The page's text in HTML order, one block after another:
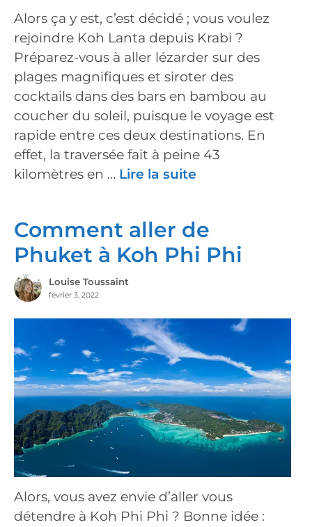
Alors ça y est, c’est décidé ; vous voulez
rejoindre Koh Lanta depuis Krabi ?
Préparez-vous à aller lézarder sur des
plages magnifiques et siroter des
cocktails dans des bars en bambou au
coucher du soleil, puisque le voyage est
rapide entre ces deux destinations. En
effet, la traversée fait à peine 43
kilomètres en … Lire la suite
Comment aller de
Phuket à Koh Phi Phi
Louise Toussaint
février 3, 2022
Alors, vous avez envie d’aller vous
détendre à Koh Phi Phi ? Bonne idée :